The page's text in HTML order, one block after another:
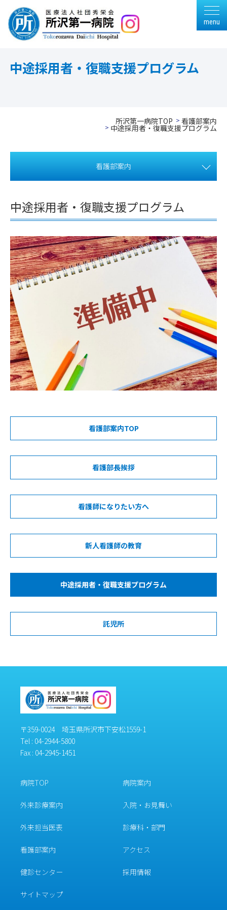
menu
中途採用者・復職支援プログラム
所沢第一病院TOP 看護部案内
中途採用者・復職支援プログラム
看護部案内
中途採用者・復職支援プログラム
看護部案内TOP
看護部長挨拶
看護師になりたい方へ
新人看護師の教育
中途採用者・復職支援プログラム
託児所
〒359-0024 埼玉県所沢市下安松1559-1
Tel : 04-2944-5800
Fax : 04-2945-1451
病院TOP 病院案内
外来診療案内 入院・お見舞い
外来担当医表 診療科・部門
看護部案内 アクセス
健診センター 採用情報
サイトマップ